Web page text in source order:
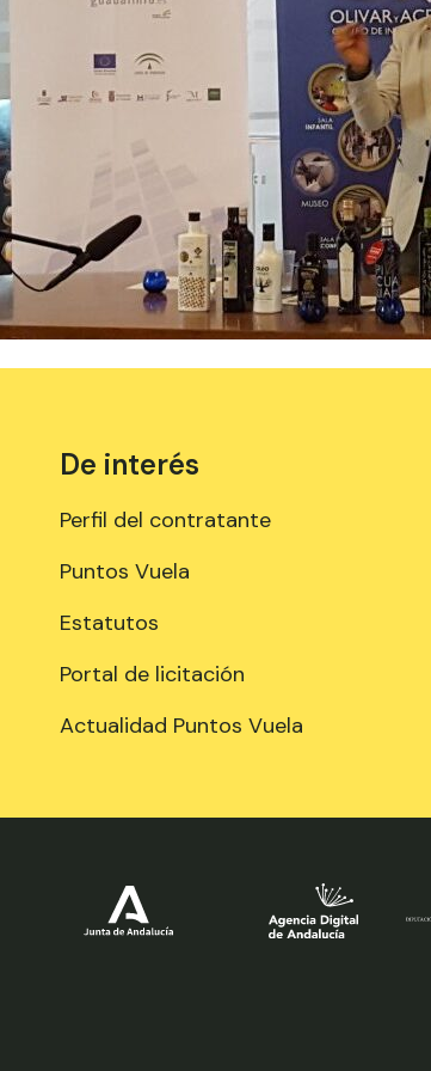
De interés
Perfil del contratante
Puntos Vuela
Estatutos
Portal de licitación
Actualidad Puntos Vuela